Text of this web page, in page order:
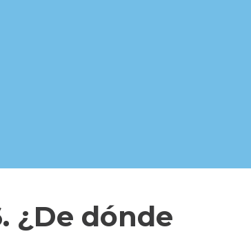
¿De dónde